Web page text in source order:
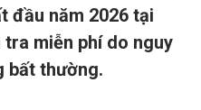
đầu năm 2026 tại
miễn phí do nguy
bất thường.